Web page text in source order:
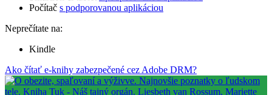
Počítač s podporovanou aplikáciou
Neprečítate na:
Kindle
Ako čítať e-knihy zabezpečené cez Adobe DRM?